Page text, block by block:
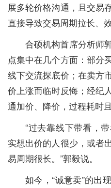
展多轮价格沟通，且交易
直接导致交易周期拉长、
合硕机构首席分析师
点集中在几个方面：部分
线下交流探底价；在卖方
价上涨而临时反悔；经纪
通加价、降价，过程耗时且
“过去靠线下带看，
实想出价的人很少，或者
易周期很长。”郭毅说。
如今，“诚意卖”的出